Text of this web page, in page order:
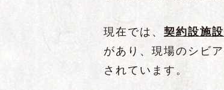
現在では、 契約設施
があり、現場のシビ
されています。